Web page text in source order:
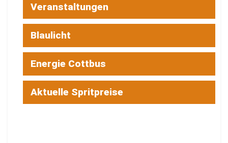
Veranstaltungen
Blaulicht
Energie Cottbus
Aktuelle Spritpreise